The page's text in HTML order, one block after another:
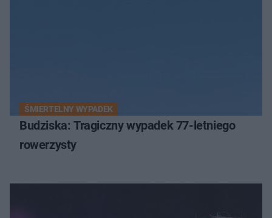
ŚMIERTELNY WYPADEK
Budziska: Tragiczny wypadek 77-letniego
rowerzysty